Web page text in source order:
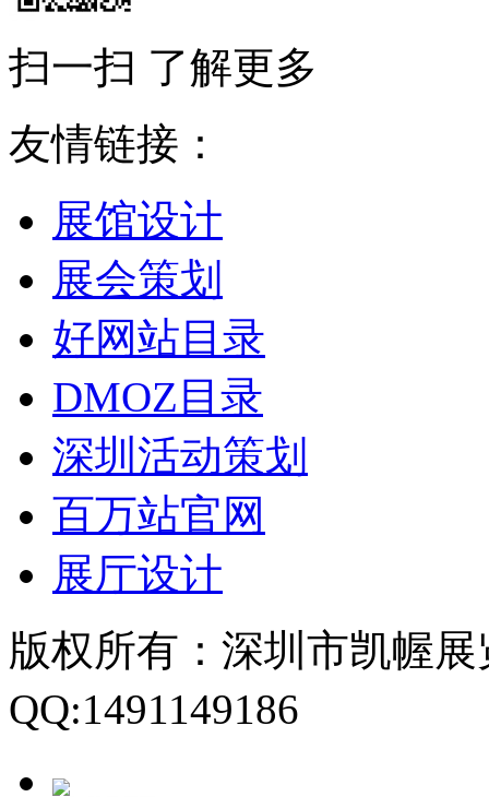
扫一扫 了解更多
友情链接：
展馆设计
展会策划
好网站目录
DMOZ目录
深圳活动策划
百万站官网
展厅设计
版权所有：深圳市凯幄
QQ:1491149186